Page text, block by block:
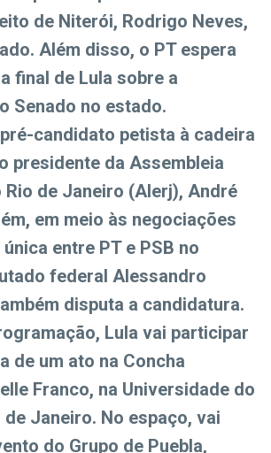
de Niterói, Rodrigo Neves,
Além disso, o PT espera
final de Lula sobre a
Senado no estado.
candidato petista à cadeira
presidente da Assembleia
de Janeiro (Alerj), André
em meio às negociações
entre PT e PSB no
federal Alessandro
disputa a candidatura.
Lula vai participar
de um ato na Concha
Franco, na Universidade do
de Janeiro. No espaço, vai
do Grupo de Puebla,